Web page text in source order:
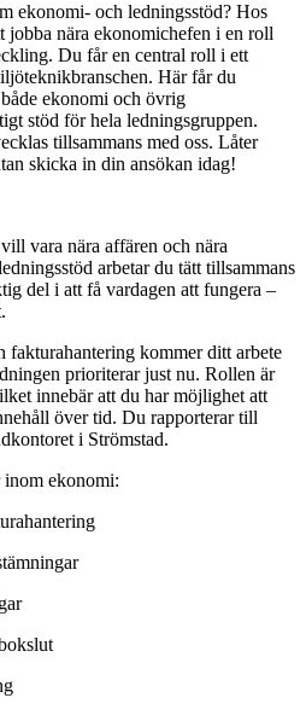
ekonomi- och ledningsstöd? Hos
nära ekonomichefen i en roll
Du får en central roll i ett
Här får du
ekonomi och övrig
stöd för hela ledningsgruppen.
tillsammans med oss. Låter
skicka in din ansökan idag!
vara nära affären och nära
arbetar du tätt tillsammans
del i att få vardagen att fungera –
kommer ditt arbete
prioriterar just nu. Rollen är
innebär att du har möjlighet att
över tid. Du rapporterar till
i Strömstad.
ekonomi: